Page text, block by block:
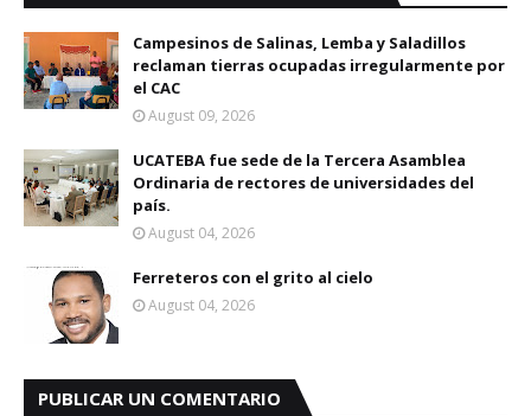
Campesinos de Salinas, Lemba y Saladillos
reclaman tierras ocupadas irregularmente por
el CAC
August 09, 2026
UCATEBA fue sede de la Tercera Asamblea
Ordinaria de rectores de universidades del
país.
August 04, 2026
Ferreteros con el grito al cielo
August 04, 2026
PUBLICAR UN COMENTARIO